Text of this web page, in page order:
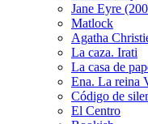
Jane Eyre
Matlock
Agatha
La caza. Irati
La casa de
Ena. La reina
Código de
El Centro